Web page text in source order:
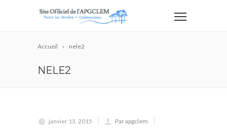
Accueil nele2
NELE2
janvier 13, 2015 Par apgclem